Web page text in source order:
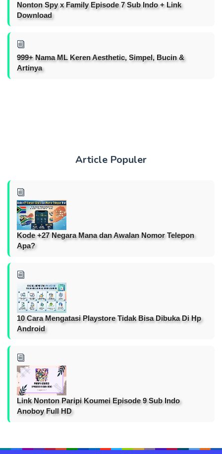
Nonton Spy x Family Episode 7 Sub Indo + Link
Download
999+ Nama ML Keren Aesthetic, Simpel, Bucin &
Artinya
Article Populer
Kode +27 Negara Mana dan Awalan Nomor Telepon
Apa?
10 Cara Mengatasi Playstore Tidak Bisa Dibuka Di Hp
Android
Link Nonton Paripi Koumei Episode 9 Sub Indo
Anoboy Full HD